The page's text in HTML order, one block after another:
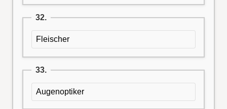
32.
Fleischer
33.
Augenoptiker